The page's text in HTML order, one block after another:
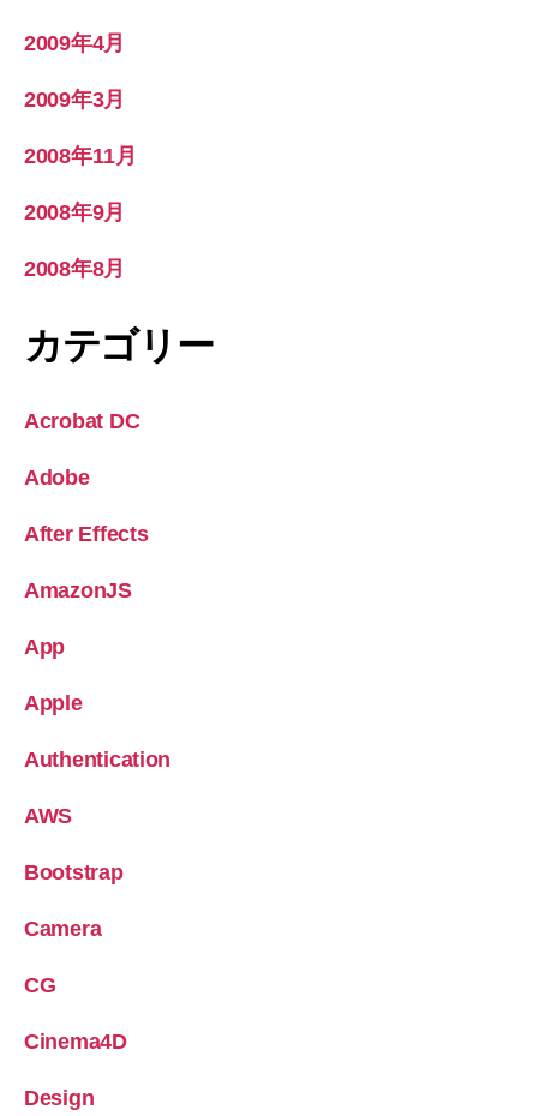
2009年4月
2009年3月
2008年11月
2008年9月
2008年8月
カテゴリー
Acrobat DC
Adobe
After Effects
AmazonJS
App
Apple
Authentication
AWS
Bootstrap
Camera
CG
Cinema4D
Design